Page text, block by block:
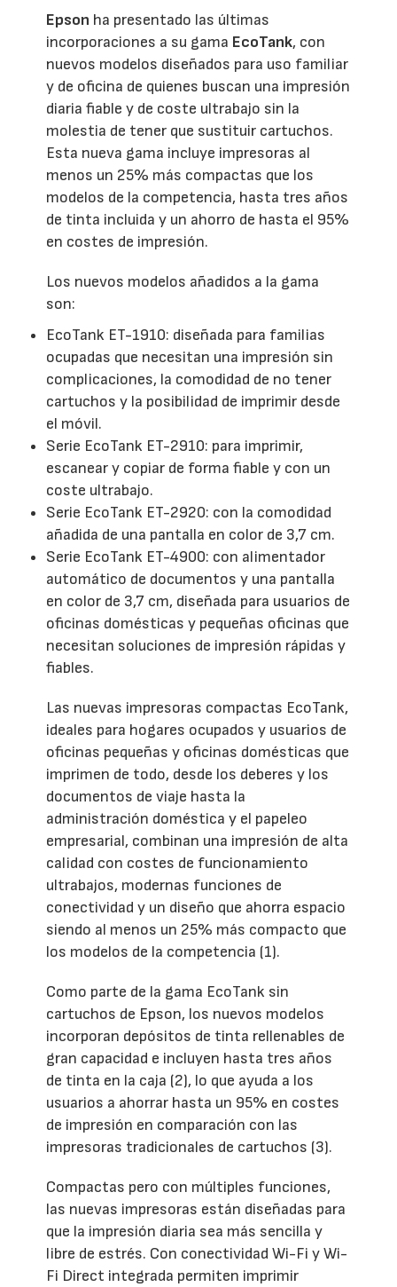
Epson ha presentado las últimas
incorporaciones a su gama EcoTank, con
nuevos modelos diseñados para uso familiar
y de oficina de quienes buscan una impresión
diaria fiable y de coste ultrabajo sin la
molestia de tener que sustituir cartuchos.
Esta nueva gama incluye impresoras al
menos un 25% más compactas que los
modelos de la competencia, hasta tres años
de tinta incluida y un ahorro de hasta el 95%
en costes de impresión.
Los nuevos modelos añadidos a la gama
son:
EcoTank ET-1910: diseñada para familias
ocupadas que necesitan una impresión sin
complicaciones, la comodidad de no tener
cartuchos y la posibilidad de imprimir desde
el móvil.
Serie EcoTank ET-2910: para imprimir,
escanear y copiar de forma fiable y con un
coste ultrabajo.
Serie EcoTank ET-2920: con la comodidad
añadida de una pantalla en color de 3,7 cm.
Serie EcoTank ET-4900: con alimentador
automático de documentos y una pantalla
en color de 3,7 cm, diseñada para usuarios de
oficinas domésticas y pequeñas oficinas que
necesitan soluciones de impresión rápidas y
fiables.
Las nuevas impresoras compactas EcoTank,
ideales para hogares ocupados y usuarios de
oficinas pequeñas y oficinas domésticas que
imprimen de todo, desde los deberes y los
documentos de viaje hasta la
administración doméstica y el papeleo
empresarial, combinan una impresión de alta
calidad con costes de funcionamiento
ultrabajos, modernas funciones de
conectividad y un diseño que ahorra espacio
siendo al menos un 25% más compacto que
los modelos de la competencia (1).
Como parte de la gama EcoTank sin
cartuchos de Epson, los nuevos modelos
incorporan depósitos de tinta rellenables de
gran capacidad e incluyen hasta tres años
de tinta en la caja (2), lo que ayuda a los
usuarios a ahorrar hasta un 95% en costes
de impresión en comparación con las
impresoras tradicionales de cartuchos (3).
Compactas pero con múltiples funciones,
las nuevas impresoras están diseñadas para
que la impresión diaria sea más sencilla y
libre de estrés. Con conectividad Wi-Fi y Wi-
Fi Direct integrada permiten imprimir